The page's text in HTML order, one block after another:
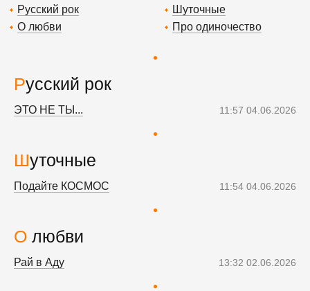
Русский рок
Шуточные
О любви
Про одиночество
Русский рок
ЭТО НЕ ТЫ... 11:57 04.06.2026
Шуточные
Подайте КОСМОС 11:54 04.06.2026
О любви
Рай в Аду 13:32 02.06.2026